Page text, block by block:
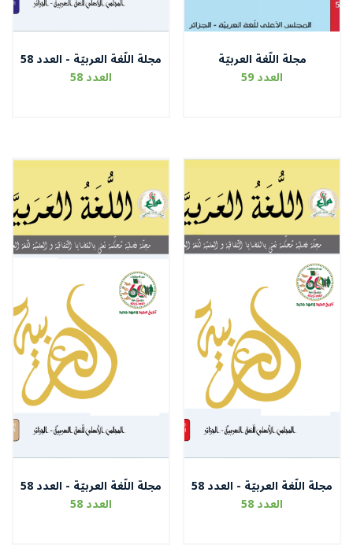
مجلة اللّغة العربيّة
العدد 59
مجلة اللّغة العربيّة - العدد 58
الجزء الثالث
العدد 58
مجلة اللّغة العربيّة - العدد 58
الجزء الثاني
العدد 58
مجلة اللّغة العربيّة - العدد 58
الجزء الأول
العدد 58